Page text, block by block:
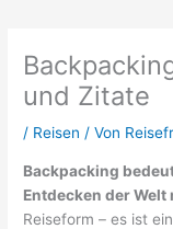
und Zitate
/ Reisen / Von
Backpacking
Entdecken der Welt
Reiseform – es ist